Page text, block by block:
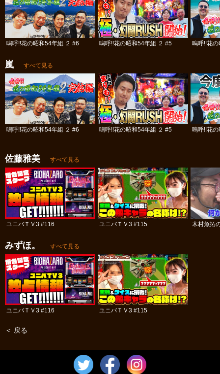
嗚呼!!花の昭和54年組 ２ #6 嗚呼!!花の昭和54年組 ２ #5 嗚呼!!花
嵐 すべて見る
嗚呼!!花の昭和54年組 ２ #6 嗚呼!!花の昭和54年組 ２ #5 嗚呼!!花
佐藤雅美 すべて見る
ユニバＴＶ3 #116 ユニバＴＶ3 #115 木村魚拓
みずほ。 すべて見る
ユニバＴＶ3 #116 ユニバＴＶ3 #115
＜ 戻る